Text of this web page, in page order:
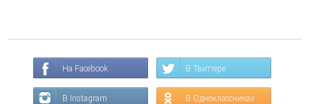
На Facebook В Твиттере
В Instagram В Одноклассниках